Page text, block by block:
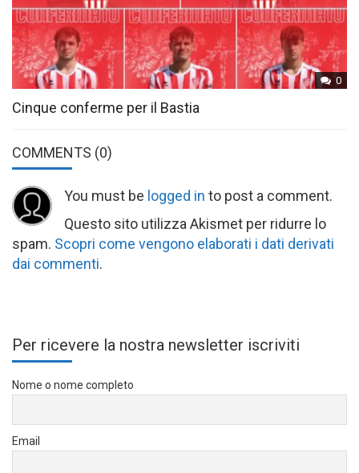
0
Cinque conferme per il Bastia
COMMENTS (0)
You must be logged in to post a comment.
Questo sito utilizza Akismet per ridurre lo
spam. Scopri come vengono elaborati i dati derivati
dai commenti.
Per ricevere la nostra newsletter iscriviti
Nome o nome completo
Email